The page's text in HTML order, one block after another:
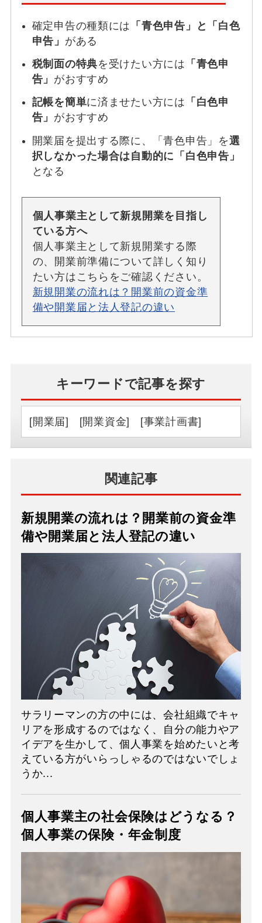
確定申告の種類には 「青色申告」と「白色
申告」 がある
税制面の特典を受けたい方には 「青色申
告」 がおすすめ
記帳を簡単に済ませたい方には 「白色申
告」 がおすすめ
開業届を提出する際に、「青色申告」を選
択しなかった場合は自動的に「白色申告」
となる
個人事業主として新規開業を目指し
ている方へ
個人事業主として新規開業する際
の、開業前準備について詳しく知り
たい方はこちらをご確認ください。
新規開業の流れは？開業前の資金準
備や開業届と法人登記の違い
キーワードで記事を探す
[開業届] [開業資金] [事業計画書]
関連記事
新規開業の流れは？開業前の資金準
備や開業届と法人登記の違い
サラリーマンの方の中には、会社組織でキャ
リアを形成するのではなく、自分の能力やア
イデアを生かして、個人事業を始めたいと考
えている方がいらっしゃるのではないでしょ
うか...
個人事業主の社会保険はどうなる？
個人事業の保険・年金制度